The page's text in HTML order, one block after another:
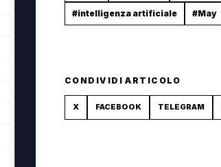
#intelligenza artificiale #May
CONDIVIDI ARTICOLO
X FACEBOOK TELEGRAM